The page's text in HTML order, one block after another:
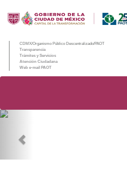
CDMX/Organismo Público Descentralizado/PAOT
Transparencia
Trámites y Servicios
Atención Ciudadana
Web e-mail PAOT